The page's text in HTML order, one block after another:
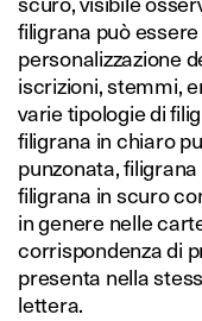
filigrana può
personalizzazione
iscrizioni, stemmi,
varie tipologie di
filigrana in chiaro
punzonata,
filigrana in scuro
in genere nelle
corrispondenza di
presenta nella
lettera.